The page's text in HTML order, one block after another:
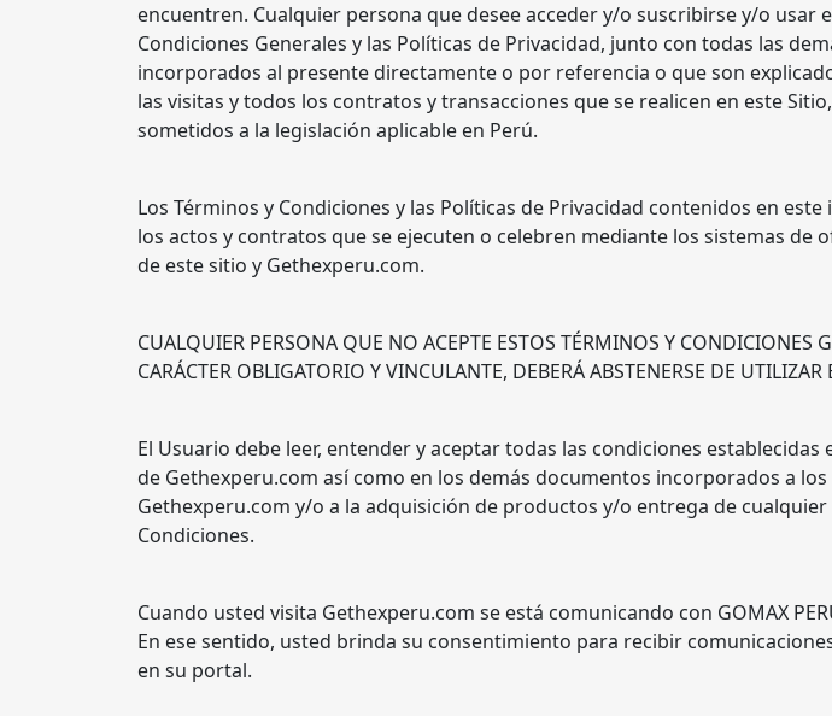
encuentren. Cualquier persona que desee acceder y/o suscribirse y/o usar
Condiciones Generales y las Políticas de Privacidad, junto con todas las
incorporados al presente directamente o por referencia o que son
las visitas y todos los contratos y transacciones que se realicen en este
sometidos a la legislación aplicable en Perú.
Los Términos y Condiciones y las Políticas de Privacidad contenidos en
los actos y contratos que se ejecuten o celebren mediante los sistemas
de este sitio y Gethexperu.com.
CUALQUIER PERSONA QUE NO ACEPTE ESTOS TÉRMINOS Y CONDICIONES
CARÁCTER OBLIGATORIO Y VINCULANTE, DEBERÁ ABSTENERSE DE
El Usuario debe leer, entender y aceptar todas las condiciones
de Gethexperu.com así como en los demás documentos incorporados a
Gethexperu.com y/o a la adquisición de productos y/o entrega de
Condiciones.
Cuando usted visita Gethexperu.com se está comunicando con GOMAX
En ese sentido, usted brinda su consentimiento para recibir
en su portal.